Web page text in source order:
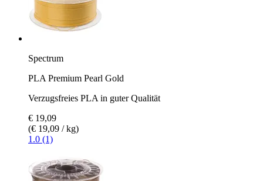
Spectrum
PLA Premium Pearl Gold
Verzugsfreies PLA in guter Qualität
€ 19,09
(€ 19,09 / kg)
1.0 (1)